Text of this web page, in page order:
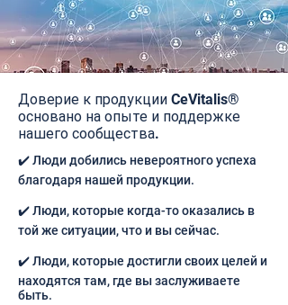
Доверие к продукции CeVitalis®
основано на опыте и поддержке
нашего сообщества.
✔️ Люди добились невероятного успеха
благодаря нашей продукции.
✔️ Люди, которые когда-то оказались в
той же ситуации, что и вы сейчас.
✔️ Люди, которые достигли своих целей и
находятся там, где вы заслуживаете
быть.